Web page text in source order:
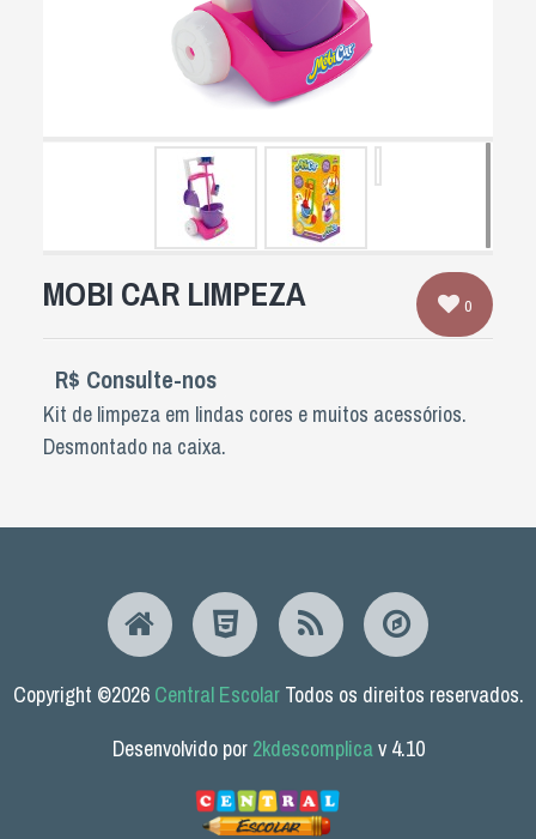
0
MOBI CAR LIMPEZA
R$ Consulte-nos
Kit de limpeza em lindas cores e muitos acessórios.
Desmontado na caixa.
Copyright ©2026 Central EscolarTodos os direitos reservados.
Desenvolvido por 2kdescomplicav 4.10